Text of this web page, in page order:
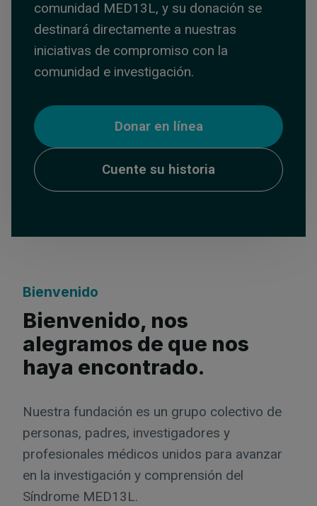
comunidad MED13L, y su donación se
destinará directamente a nuestras
iniciativas de compromiso con la
comunidad e investigación.
Donar en línea
Cuente su historia
Bienvenido
Bienvenido, nos
alegramos de que nos
haya encontrado.
Nuestra fundación es un grupo colectivo de
personas, padres, investigadores y
profesionales médicos unidos para avanzar
en la investigación y comprensión del
Síndrome MED13L.